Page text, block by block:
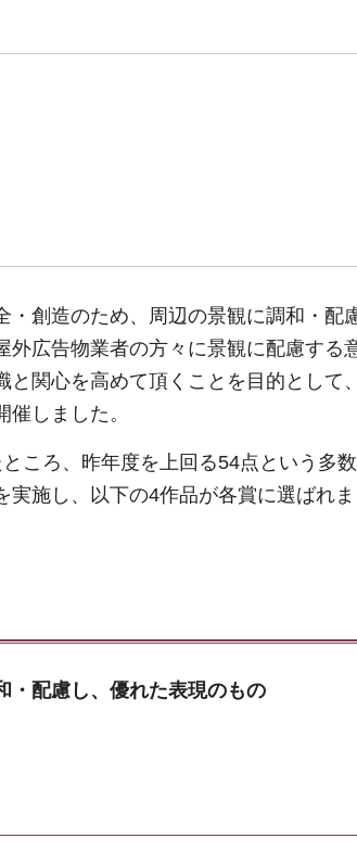
創造のため、周辺の景観に調和・配
広告物業者の方々に景観に配慮する
関心を高めて頂くことを目的として
しました。
ころ、昨年度を上回る54点という多
施し、以下の4作品が各賞に選ばれま
・配慮し、優れた表現のもの